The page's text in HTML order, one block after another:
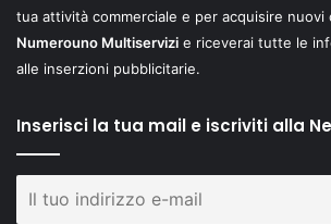
tua attività commerciale e per acquisire nuovi
Numerouno Multiservizi e riceverai tutte le
alle inserzioni pubblicitarie.
Inserisci la tua mail e iscriviti alla